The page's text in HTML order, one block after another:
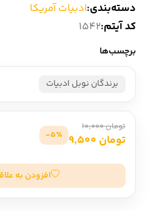
دسته‌بندی:ادبیات آمریکا
کد آیتم:1542
برچسب‌ها
برندگان نوبل ادبیات
تومان 10,000
تومان 9,500 5٪-
افزودن به